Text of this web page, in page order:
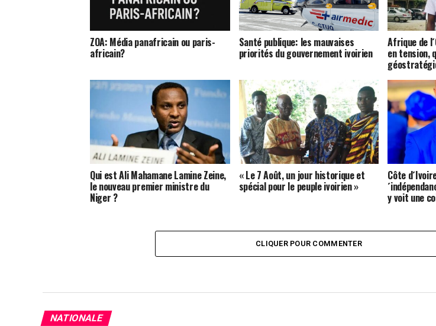
ZOA: Média panafricain ou paris-
africain?
Santé publique: les mauvaises
priorités du gouvernement ivoirien
Afrique de
en tension,
Qui est Ali Mahamane Lamine Zeine,
le nouveau premier ministre du
Niger ?
« Le 7 Août, un jour historique et
spécial pour le peuple ivoirien »
Côte
y voit une
CLIQUER POUR COMMENTER
NATIONALE